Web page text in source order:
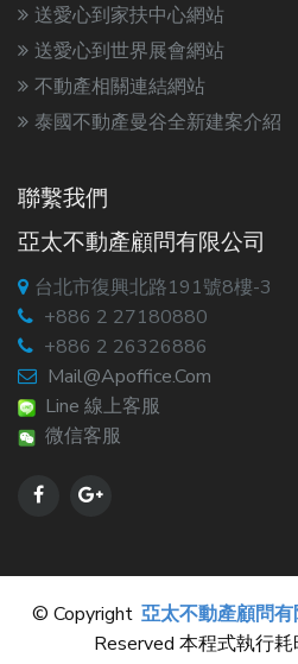
送愛心到家扶中心網站
送愛心到世界展會網站
不動產相關連結網站
泰國不動產曼谷全新建案介紹
聯繫我們
亞太不動產顧問有限公司
台北市復興北路191號8樓-3
+886 2 27180880
+886 2 26326886
Mail@apoffice.com
Line 線上客服
微信客服
© Copyright 亞太不動產顧問有
Reserved 本程式執行